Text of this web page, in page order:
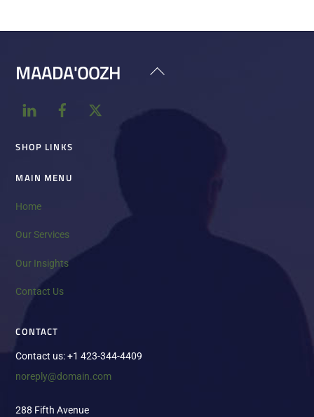
Back
MAADA'OOZH
SHOP LINKS
MAIN MENU
Home
Our Services
Our Insights
Contact Us
CONTACT
Contact us: +1 423-344-4409
noreply@domain.com
288 Fifth Avenue